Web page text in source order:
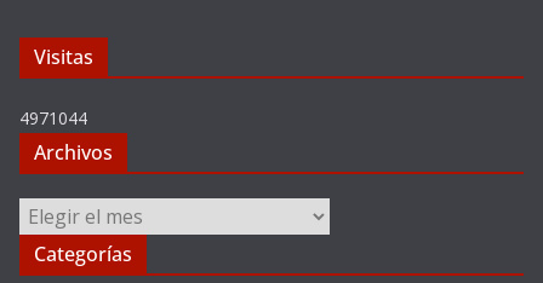
Visitas
4971044
Archivos
Archivos
Categorías